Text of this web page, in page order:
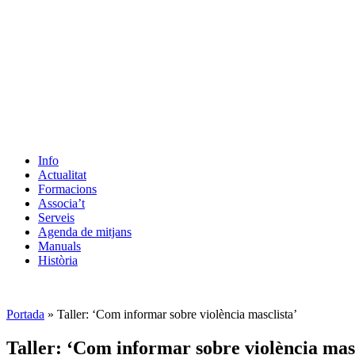
Info
Actualitat
Formacions
Associa’t
Serveis
Agenda de mitjans
Manuals
Història
Portada » Taller: ‘Com informar sobre violència masclista’
Taller: ‘Com informar sobre violència